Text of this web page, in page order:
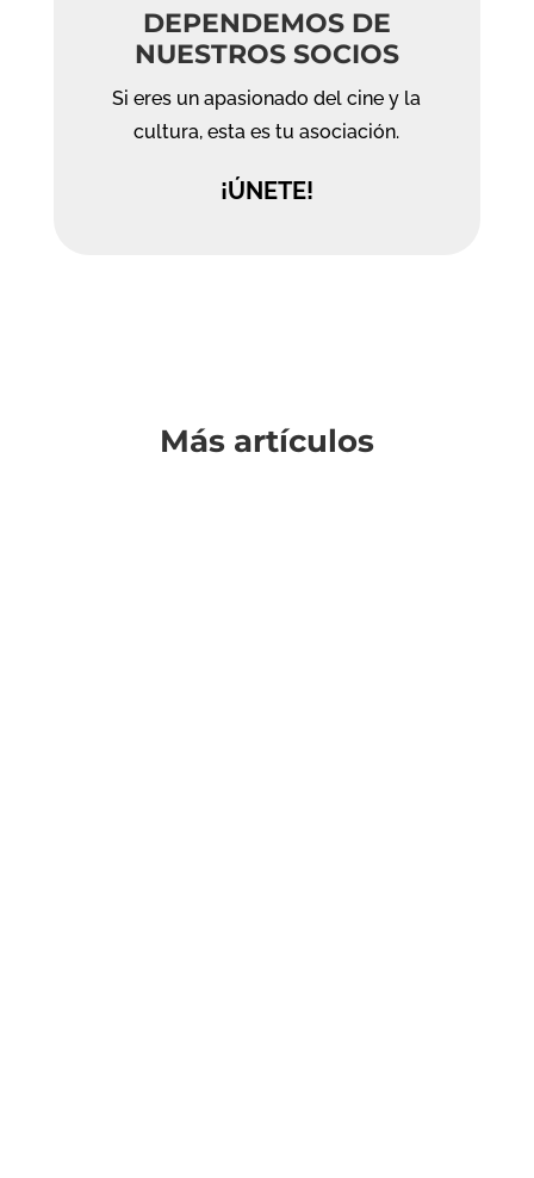
DEPENDEMOS DE
NUESTROS SOCIOS
Si eres un apasionado del cine y la
cultura, esta es tu asociación.
¡ÚNETE!
Más artículos